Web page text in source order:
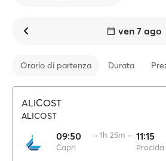
ven 7 ago
Orario di partenza Durata
ALICOST
ALICOST
09:50
Capri
·· 1h 25m ·· 11:15
Procida